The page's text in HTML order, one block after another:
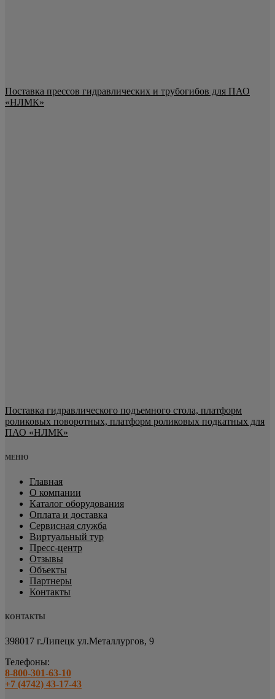
Поставка прессов гидравлических и трубогибов для ПАО
«НЛМК»
Поставка гидравлического подъемного стола, платформ
роликовых поворотных, платформ роликовых подкатных для
ПАО «НЛМК»
МЕНЮ
Главная
О компании
Каталог оборудования
Оплата и доставка
Сервисная служба
Виртуальный тур
Пресс-центр
Отзывы
Объекты
Партнеры
Контакты
КОНТАКТЫ
398017 г.Липецк ул.Металлургов, 9
Телефоны:
8-800-301-63-10
+7 (4742) 43-17-43